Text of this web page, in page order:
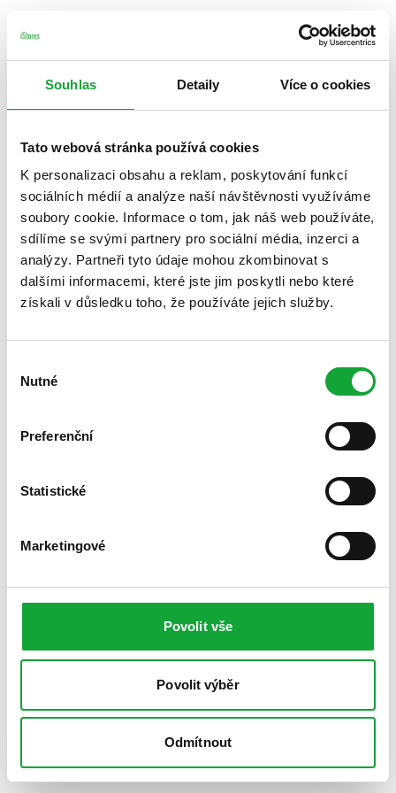
Souhlas Detaily Více o cookies
Tato webová stránka používá cookies
K personalizaci obsahu a reklam, poskytování funkcí
sociálních médií a analýze naší návštěvnosti využíváme
soubory cookie. Informace o tom, jak náš web používáte,
sdílíme se svými partnery pro sociální média, inzerci a
analýzy. Partneři tyto údaje mohou zkombinovat s
dalšími informacemi, které jste jim poskytli nebo které
získali v důsledku toho, že používáte jejich služby.
souhlasu
Nutné
Preferenční
Statistické
Marketingové
Povolit vše
Povolit výběr
Odmítnout